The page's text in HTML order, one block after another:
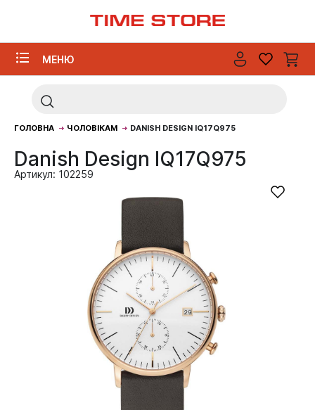
МЕНЮ
ГОЛОВНА ЧОЛОВІКАМ DANISH DESIGN IQ17Q975
Danish Design IQ17Q975
Артикул: 102259